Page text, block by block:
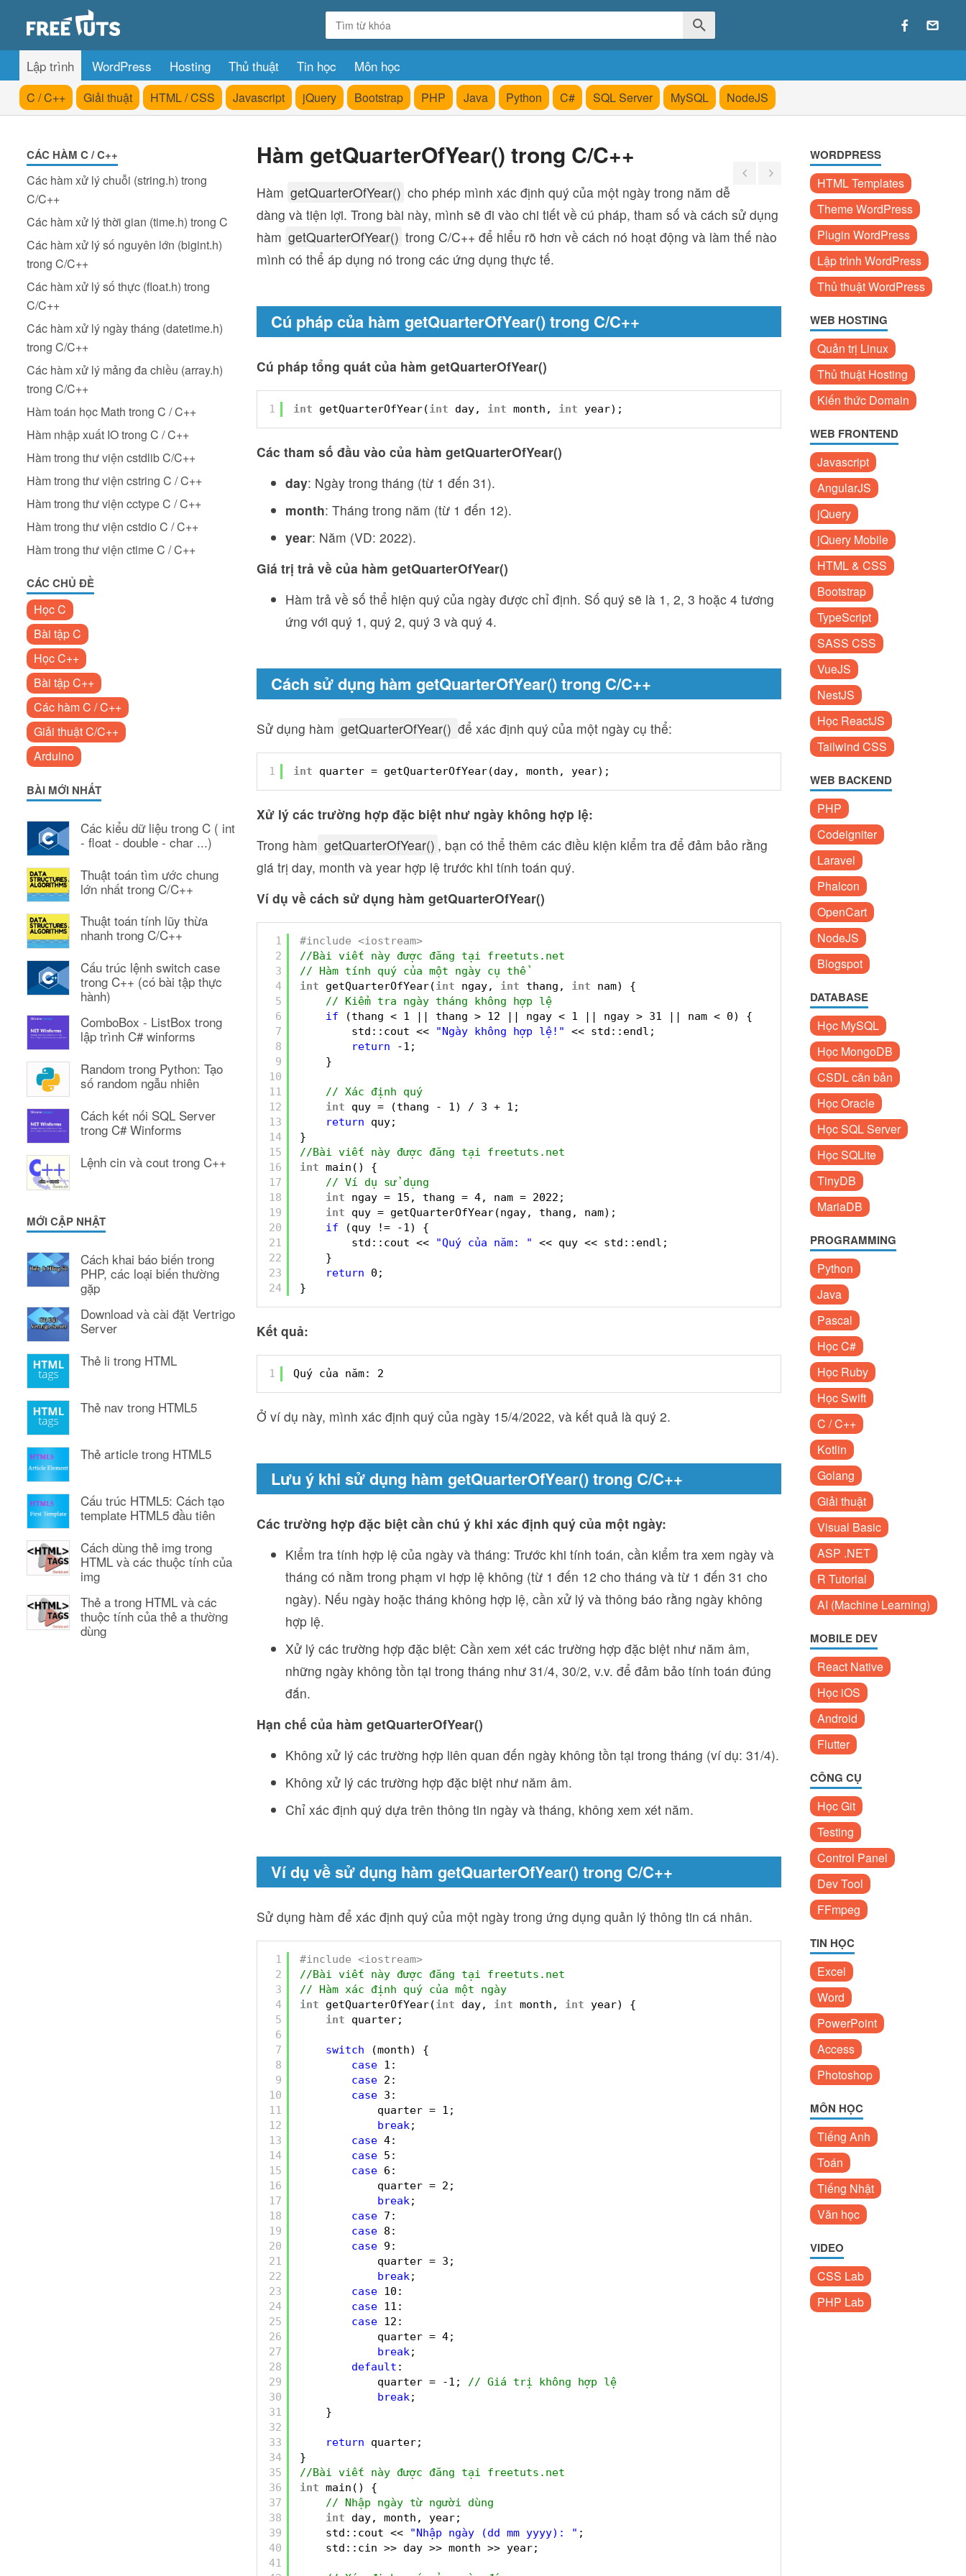
Lập trình WordPress Hosting Thủ thuật Tin học Môn học
C / C++ Giải thuật HTML / CSS Javascript jQuery Bootstrap PHP Java Python C# SQL Server MySQL NodeJS
CÁC HÀM C / C++
Các hàm xử lý chuỗi (string.h) trong
C/C++
Các hàm xử lý thời gian (time.h) trong C
Các hàm xử lý số nguyên lớn (bigint.h)
trong C/C++
Các hàm xử lý số thực (float.h) trong
C/C++
Các hàm xử lý ngày tháng (datetime.h)
trong C/C++
Các hàm xử lý mảng đa chiều (array.h)
trong C/C++
Hàm toán học Math trong C / C++
Hàm nhập xuất IO trong C / C++
Hàm trong thư viện cstdlib C/C++
Hàm trong thư viện cstring C / C++
Hàm trong thư viện cctype C / C++
Hàm trong thư viện cstdio C / C++
Hàm trong thư viện ctime C / C++
CÁC CHỦ ĐỀ
Học C
Bài tập C
Học C++
Bài tập C++
Các hàm C / C++
Giải thuật C/C++
Arduino
BÀI MỚI NHẤT
Các kiểu dữ liệu trong C ( int
- float - double - char ...)
Thuật toán tìm ước chung
lớn nhất trong C/C++
Thuật toán tính lũy thừa
nhanh trong C/C++
Cấu trúc lệnh switch case
trong C++ (có bài tập thực
hành)
ComboBox - ListBox trong
lập trình C# winforms
Random trong Python: Tạo
số random ngẫu nhiên
Cách kết nối SQL Server
trong C# Winforms
Lệnh cin và cout trong C++
MỚI CẬP NHẬT
Cách khai báo biến trong
PHP, các loại biến thường
gặp
Download và cài đặt Vertrigo
Server
Thẻ li trong HTML
Thẻ nav trong HTML5
Thẻ article trong HTML5
Cấu trúc HTML5: Cách tạo
template HTML5 đầu tiên
Cách dùng thẻ img trong
HTML và các thuộc tính của
img
Thẻ a trong HTML và các
thuộc tính của thẻ a thường
dùng
Hàm getQuarterOfYear() trong C/C++
Hàm getQuarterOfYear() cho phép mình xác định quý của một ngày trong năm dễ
dàng và tiện lợi. Trong bài này, mình sẽ đi vào chi tiết về cú pháp, tham số và cách sử dụng
hàm getQuarterOfYear() trong C/C++ để hiểu rõ hơn về cách nó hoạt động và làm thế nào
mình có thể áp dụng nó trong các ứng dụng thực tế.
Cú pháp của hàm getQuarterOfYear() trong C/C++
Cú pháp tổng quát của hàm getQuarterOfYear()
1 int getQuarterOfYear(int day, int month, int year);
Các tham số đầu vào của hàm getQuarterOfYear()
day: Ngày trong tháng (từ 1 đến 31).
month: Tháng trong năm (từ 1 đến 12).
year: Năm (VD: 2022).
Giá trị trả về của hàm getQuarterOfYear()
Hàm trả về số thể hiện quý của ngày được chỉ định. Số quý sẽ là 1, 2, 3 hoặc 4 tương
ứng với quý 1, quý 2, quý 3 và quý 4.
Cách sử dụng hàm getQuarterOfYear() trong C/C++
Sử dụng hàm getQuarterOfYear() để xác định quý của một ngày cụ thể:
1 int quarter = getQuarterOfYear(day, month, year);
Xử lý các trường hợp đặc biệt như ngày không hợp lệ:
Trong hàm getQuarterOfYear() , bạn có thể thêm các điều kiện kiểm tra để đảm bảo rằng
giá trị day, month và year hợp lệ trước khi tính toán quý.
Ví dụ về cách sử dụng hàm getQuarterOfYear()
1
2
3
4
5
6
7
8
9
10
11
12
13
14
15
16
17
18
19
20
21
22
23
24
#include <iostream>
//Bài viết này được đăng tại freetuts.net
// Hàm tính quý của một ngày cụ thể
int
getQuarterOfYear(int ngay, int thang, int
nam) {
// Kiểm tra ngày tháng không hợp lệ
if
(thang < 1 || thang > 12 || ngay < 1 || ngay > 31 || nam < 0) {
std::cout <<
"Ngày không hợp lệ!"
<< std::endl;
return
-1;
}
// Xác định quý
int
quy = (thang - 1) / 3 + 1;
return
quy;
}
//Bài viết này được đăng tại freetuts.net
int main() {
// Ví dụ sử dụng
int
ngay = 15, thang = 4, nam = 2022;
int
quy = getQuarterOfYear(ngay, thang, nam);
if
(quy != -1) {
std::cout <<
"Quý của năm: "
<< quy << std::endl;
}
return
0;
}
Kết quả:
1 Quý của năm: 2
Ở ví dụ này, mình xác định quý của ngày 15/4/2022, và kết quả là quý 2.
Lưu ý khi sử dụng hàm getQuarterOfYear() trong C/C++
Các trường hợp đặc biệt cần chú ý khi xác định quý của một ngày:
Kiểm tra tính hợp lệ của ngày và tháng: Trước khi tính toán, cần kiểm tra xem ngày và
tháng có nằm trong phạm vi hợp lệ không (từ 1 đến 12 cho tháng và từ 1 đến 31 cho
ngày). Nếu ngày hoặc tháng không hợp lệ, cần xử lý và thông báo rằng ngày không
hợp lệ.
Xử lý các trường hợp đặc biệt: Cần xem xét các trường hợp đặc biệt như năm âm,
những ngày không tồn tại trong tháng như 31/4, 30/2, v.v. để đảm bảo tính toán đúng
đắn.
Hạn chế của hàm getQuarterOfYear()
Không xử lý các trường hợp liên quan đến ngày không tồn tại trong tháng (ví dụ: 31/4).
Không xử lý các trường hợp đặc biệt như năm âm.
Chỉ xác định quý dựa trên thông tin ngày và tháng, không xem xét năm.
Ví dụ về sử dụng hàm getQuarterOfYear() trong C/C++
Sử dụng hàm để xác định quý của một ngày trong ứng dụng quản lý thông tin cá nhân.
1
2
3
4
5
6
7
8
9
10
11
12
13
14
15
16
17
18
19
20
21
22
23
24
25
26
27
28
29
30
31
32
33
34
35
36
37
38
39
40
41
#include <iostream>
//Bài viết này được đăng tại freetuts.net
// Hàm xác định quý của một ngày
int
getQuarterOfYear(int day, int month, int
year) {
int
quarter;
switch
(month) {
case 1:
case 2:
case 3:
quarter = 1;
break ;
case 4:
case 5:
case 6:
quarter = 2;
break ;
case 7:
case 8:
case 9:
quarter = 3;
break ;
case 10:
case 11:
case 12:
quarter = 4;
break ;
default :
quarter = -1;
// Giá trị không hợp lệ
break ;
}
return
quarter;
}
//Bài viết này được đăng tại freetuts.net
int main() {
// Nhập ngày từ người dùng
int
day, month, year;
std::cout <<
"Nhập ngày (dd mm yyyy): " ;
std::cin >> day >> month >> year;
WORDPRESS
HTML Templates
Theme WordPress
Plugin WordPress
Lập trình WordPress
Thủ thuật WordPress
WEB HOSTING
Quản trị Linux
Thủ thuật Hosting
Kiến thức Domain
WEB FRONTEND
Javascript
AngularJS
jQuery
jQuery Mobile
HTML & CSS
Bootstrap
TypeScript
SASS CSS
VueJS
NestJS
Học ReactJS
Tailwind CSS
WEB BACKEND
PHP
Codeigniter
Laravel
Phalcon
OpenCart
NodeJS
Blogspot
DATABASE
Học MySQL
Học MongoDB
CSDL căn bản
Học Oracle
Học SQL Server
Học SQLite
TinyDB
MariaDB
PROGRAMMING
Python
Java
Pascal
Học C#
Học Ruby
Học Swift
C / C++
Kotlin
Golang
Giải thuật
Visual Basic
ASP .NET
R Tutorial
AI (Machine Learning)
MOBILE DEV
React Native
Học iOS
Android
Flutter
CÔNG CỤ
Học Git
Testing
Control Panel
Dev Tool
FFmpeg
TIN HỌC
Excel
Word
PowerPoint
Access
Photoshop
MÔN HỌC
Tiếng Anh
Toán
Tiếng Nhật
Văn học
VIDEO
CSS Lab
PHP Lab